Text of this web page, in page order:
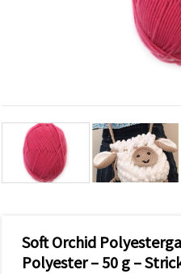
Datenverkehr
analysieren
sowie
relevantere
Unterstützung
Partner für
Soft Orchid
Polyester – 50 g –